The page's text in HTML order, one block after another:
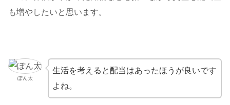
も増やしたいと思います。
ぽん太
生活を考えると配当はあったほうが良いです
よね。